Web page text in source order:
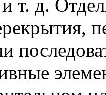
т. д.